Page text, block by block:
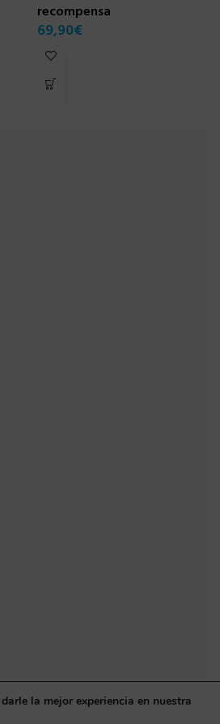
recompensa
69,90€
la mejor experiencia en nuestra